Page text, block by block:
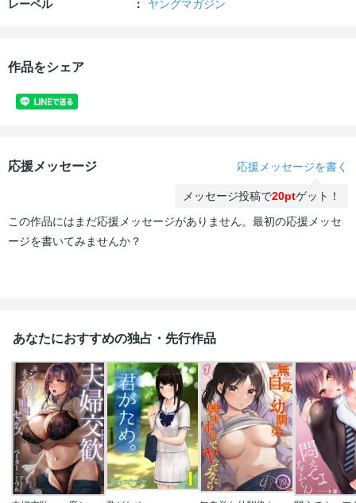
レーベル ヤングマガジン
作品をシェア
応援メッセージ 応援メッセージを書く
メッセージ投稿で20ptゲット！
この作品にはまだ応援メッセージがありません。最初の応援メッセ
ージを書いてみませんか？
あなたにおすすめの独占・先行作品